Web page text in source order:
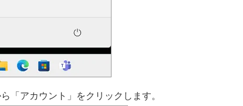
「アカウント」をクリックします。